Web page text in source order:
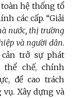
hệ thống tổ
các cấp. “Giải
nước, thị trường
và người dân.
trở sự phát
chế, chính
đề cao trách
Xây dựng và